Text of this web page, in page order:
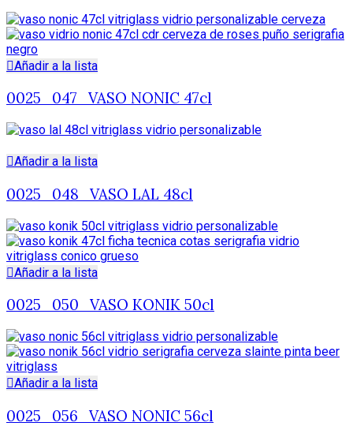
Añadir a la lista
0025_047_VASO NONIC 47cl
Añadir a la lista
0025_048_VASO LAL 48cl
Añadir a la lista
0025_050_VASO KONIK 50cl
Añadir a la lista
0025_056_VASO NONIC 56cl